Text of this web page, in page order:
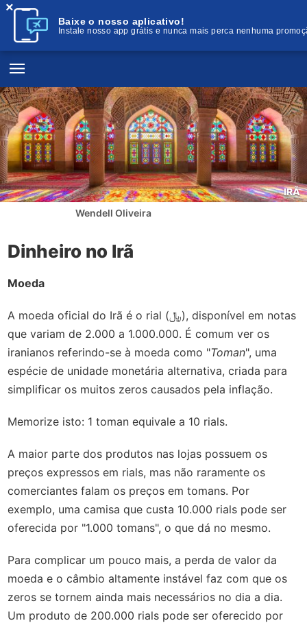
Baixe o nosso aplicativo!
Instale nosso app grátis e nunca mais perca nenhuma
×
IRÃ
Wendell Oliveira
Dinheiro no Irã
Moeda
A moeda oficial do Irã é o rial ( ﷼), disponível em notas
que variam de 2.000 a 1.000.000. É comum ver os
iranianos referindo-se à moeda como "Toman", uma
espécie de unidade monetária alternativa, criada para
simplificar os muitos zeros causados pela inflação.
Memorize isto: 1 toman equivale a 10 rials.
A maior parte dos produtos nas lojas possuem os
preços expressos em rials, mas não raramente os
comerciantes falam os preços em tomans. Por
exemplo, uma camisa que custa 10.000 rials pode ser
oferecida por "1.000 tomans", o que dá no mesmo.
Para complicar um pouco mais, a perda de valor da
moeda e o câmbio altamente instável faz com que os
zeros se tornem ainda mais necessários no dia a dia.
Um produto de 200.000 rials pode ser oferecido por